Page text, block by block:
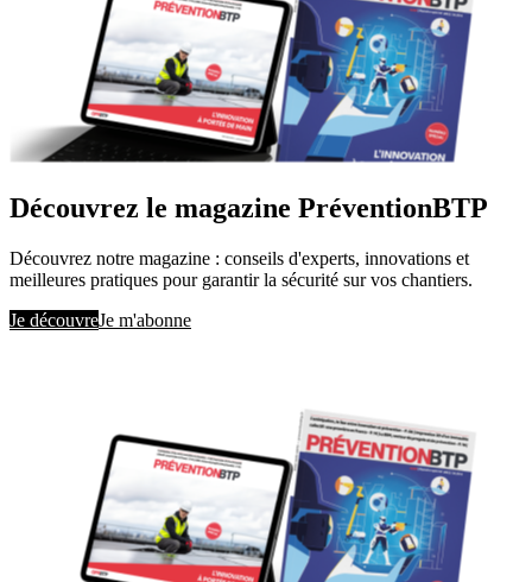
Découvrez le magazine PréventionBTP
Découvrez notre magazine : conseils d'experts, innovations et
meilleures pratiques pour garantir la sécurité sur vos chantiers.
Je découvreJe m'abonne